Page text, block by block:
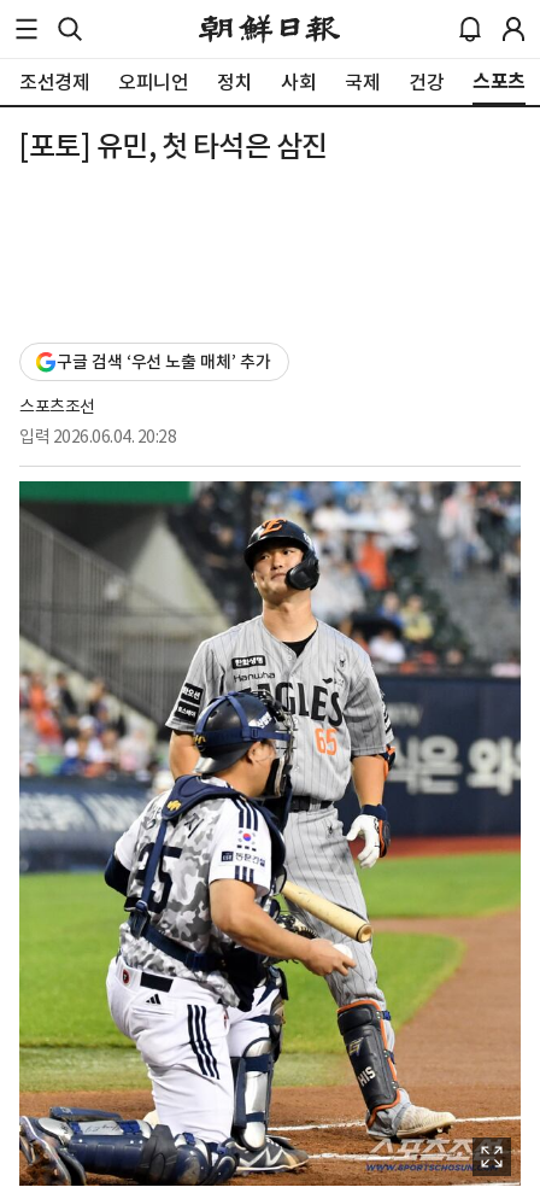
조선경제 오피니언 정치 사회 국제 건강 스포츠
[포토] 유민, 첫 타석은 삼진
구글 검색 ‘우선 노출 매체’ 추가
스포츠조선
입력 2026.06.04. 20:28